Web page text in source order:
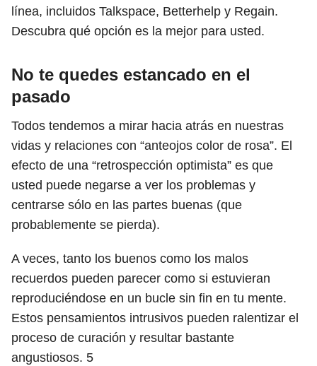
línea, incluidos Talkspace, Betterhelp y Regain.
Descubra qué opción es la mejor para usted.
No te quedes estancado en el
pasado
Todos tendemos a mirar hacia atrás en nuestras
vidas y relaciones con “anteojos color de rosa”. El
efecto de una “retrospección optimista” es que
usted puede negarse a ver los problemas y
centrarse sólo en las partes buenas (que
probablemente se pierda).
A veces, tanto los buenos como los malos
recuerdos pueden parecer como si estuvieran
reproduciéndose en un bucle sin fin en tu mente.
Estos pensamientos intrusivos pueden ralentizar el
proceso de curación y resultar bastante
angustiosos. 5